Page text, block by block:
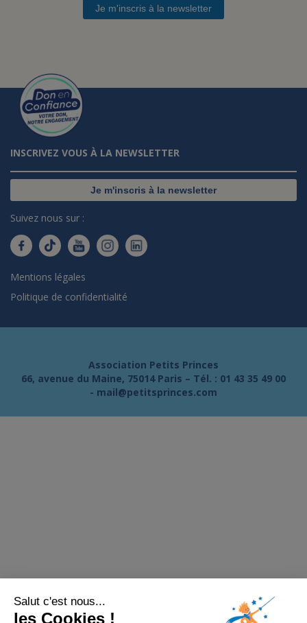
Salut c'est nous...
les Cookies !
Je m'inscris à la newsletter
INSCRIVEZ VOUS À LA NEWSLETTER
Je m'inscris à la newsletter
Suivez nous sur :
Mentions légales
Politique de confidentialité
Association Petits Princes
66, avenue du Maine, 75014 Paris – Tél. : 01 43 35 49 00
- mail@petitsprinces.com